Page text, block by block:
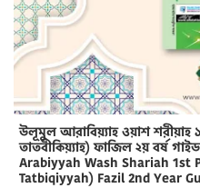
উলূমুল আরাবিয়্যাহ ওয়াশ
তাতবীকিয়্যাহ) ফাজিল ২য় বর্ষ
Arabiyyah Wash Shariah 1st
Tatbiqiyyah) Fazil 2nd Year